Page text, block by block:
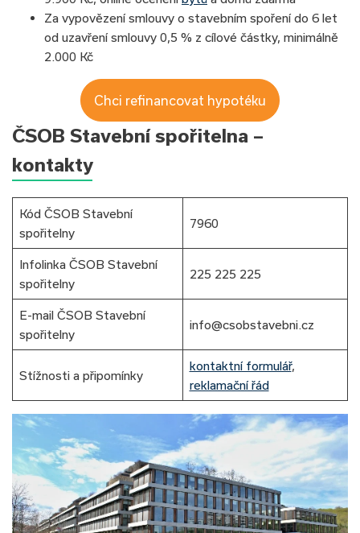
Za vypovězení smlouvy o stavebním spoření do 6 let
od uzavření smlouvy 0,5 % z cílové částky, minimálně
2.000 Kč
Chci refinancovat hypotéku
ČSOB Stavební spořitelna –
kontakty
Kód ČSOB Stavební
spořitelny
7960
Infolinka ČSOB Stavební
spořitelny
225 225 225
E-mail ČSOB Stavební
spořitelny
info@csobstavebni.cz
Stížnosti a připomínky
kontaktní formulář,
reklamační řád